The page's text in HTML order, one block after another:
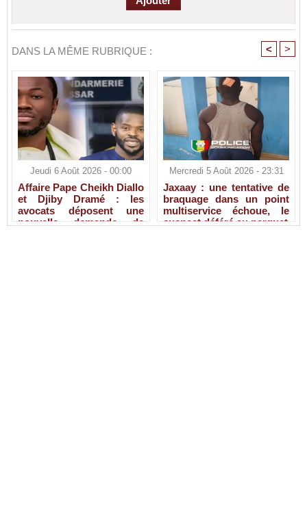
DANS LA MÊME RUBRIQUE : < >
Jeudi 6 Août 2026 - 00:00
Affaire Pape Cheikh Diallo
et Djiby Dramé : les
avocats déposent une
nouvelle demande de
Mercredi 5 Août 2026 - 23:31
Jaxaay : une tentative de
braquage dans un point
multiservice échoue, le
suspect déféré au parquet